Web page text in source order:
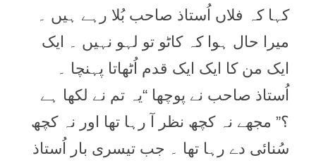
کہا کہ فلاں اُستاذ صاحب بُلا رہے ہیں ۔
میرا حال ہوا کہ کاٹو تو لہو نہیں ۔ ایک
ایک من کا ایک ایک قدم اُٹھاتا پہنچا ۔
اُستاذ صاحب نے پوچھا “یہ تم نے لکھا ہے
؟” مجھے نہ کچھ نظر آ رہا تھا اور نہ کچھ
سُنائی دے رہا تھا ۔ جب تیسری بار اُستاذ